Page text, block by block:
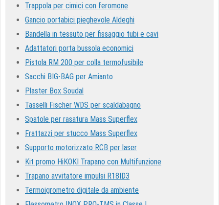
Trappola per cimici con feromone
Gancio portabici pieghevole Aldeghi
Bandella in tessuto per fissaggio tubi e cavi
Adattatori porta bussola economici
Pistola RM 200 per colla termofusibile
Sacchi BIG-BAG per Amianto
Plaster Box Soudal
Tasselli Fischer WDS per scaldabagno
Spatole per rasatura Mass Superflex
Frattazzi per stucco Mass Superflex
Supporto motorizzato RCB per laser
Kit promo HiKOKI Trapano con Multifunzione
Trapano avvitatore impulsi R18ID3
Termoigrometro digitale da ambiente